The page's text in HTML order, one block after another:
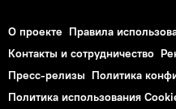
О проекте Правила
Контакты и сотрудничество
Пресс-релизы Политика
Политика использования